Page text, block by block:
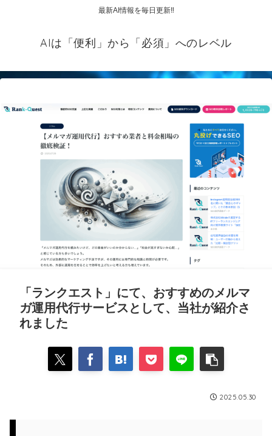
最新AI情報を毎日更新‼
AIは「便利」から「必須」へのレベル
「ランクエスト」にて、おすすめのメルマ
ガ運用代行サービスとして、当社が紹介さ
れました
2025.05.30